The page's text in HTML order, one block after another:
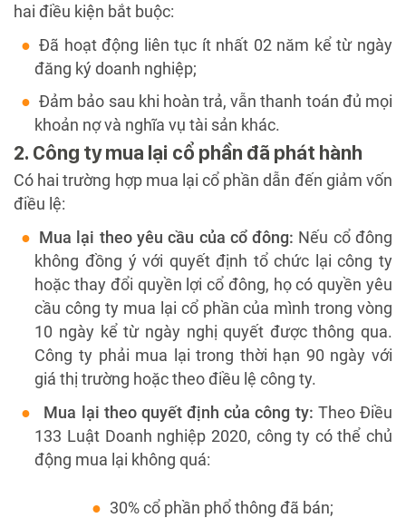
hai điều kiện bắt buộc:
Đã hoạt động liên tục ít nhất 02 năm kể từ ngày
đăng ký doanh nghiệp;
Đảm bảo sau khi hoàn trả, vẫn thanh toán đủ mọi
khoản nợ và nghĩa vụ tài sản khác.
2. Công ty mua lại cổ phần đã phát hành
Có hai trường hợp mua lại cổ phần dẫn đến giảm vốn
điều lệ:
Mua lại theo yêu cầu của cổ đông: Nếu cổ đông
không đồng ý với quyết định tổ chức lại công ty
hoặc thay đổi quyền lợi cổ đông, họ có quyền yêu
cầu công ty mua lại cổ phần của mình trong vòng
10 ngày kể từ ngày nghị quyết được thông qua.
Công ty phải mua lại trong thời hạn 90 ngày với
giá thị trường hoặc theo điều lệ công ty.
Mua lại theo quyết định của công ty: Theo Điều
133 Luật Doanh nghiệp 2020, công ty có thể chủ
động mua lại không quá:
30% cổ phần phổ thông đã bán;